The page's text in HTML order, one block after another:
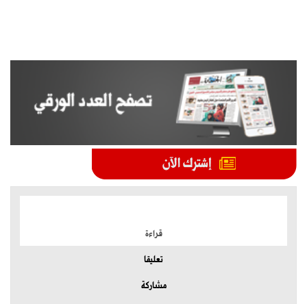
قراءة
تعليقا
مشاركة